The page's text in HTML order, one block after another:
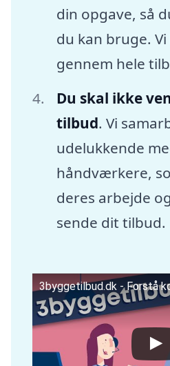
din opgave, så
du kan bruge.
gennem hele
Du skal ikke
tilbud. Vi
udelukkende
håndværkere,
deres arbejde
sende dit tilbud.
3byggetilbud.dk - Forstå